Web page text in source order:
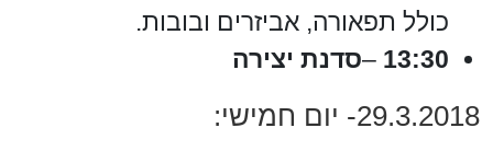
כולל תפאורה, אביזרים ובובות.
13:30
–סדנת יצירה
29.3.2018- יום חמישי: